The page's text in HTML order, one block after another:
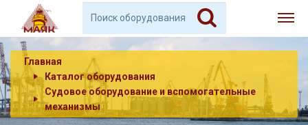
Главная
Каталог оборудования
Судовое оборудование и вспомогательные
механизмы